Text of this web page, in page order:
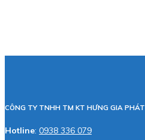
CÔNG TY TNHH TM KT HƯNG GIA PHÁT
Hotline: 0938 336 079